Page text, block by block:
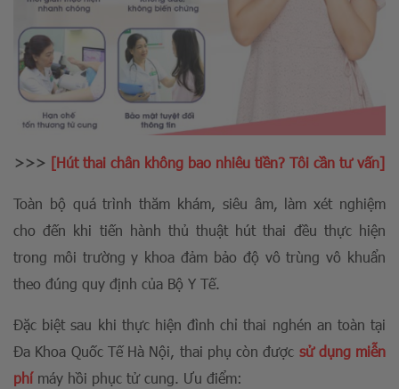
>>> [Hút thai chân không bao nhiêu tiền? Tôi cần tư vấn]
Toàn bộ quá trình thăm khám, siêu âm, làm xét nghiệm
cho đến khi tiến hành thủ thuật hút thai đều thực hiện
trong môi trường y khoa đảm bảo độ vô trùng vô khuẩn
theo đúng quy định của Bộ Y Tế.
Đặc biệt sau khi thực hiện đình chỉ thai nghén an toàn tại
Đa Khoa Quốc Tế Hà Nội, thai phụ còn được sử dụng miễn
phímáy hồi phục tử cung. Ưu điểm: